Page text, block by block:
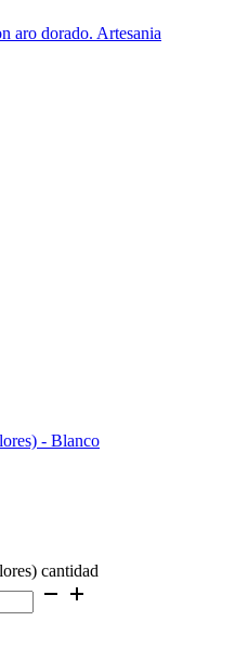
aro dorado. Artesania
- Blanco
cantidad